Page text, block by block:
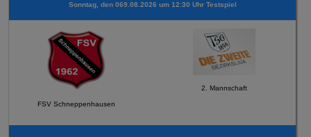
Sonntag, den 069.08.2026 um 12:30 Uhr Testspiel
FSV Schneppenhausen
2. Mannschaft